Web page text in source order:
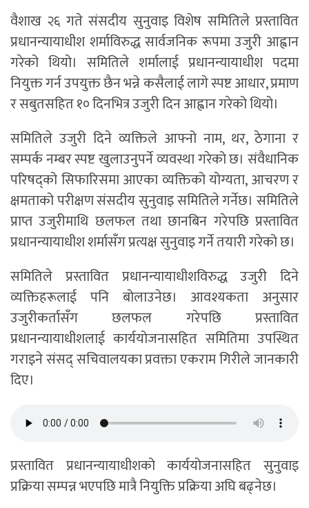
वैशाख २६ गते संसदीय सुनुवाइ विशेष समितिले प्रस्तावित
प्रधानन्यायाधीश शर्माविरुद्ध सार्वजनिक रूपमा उजुरी आह्वान
गरेको थियो। समितिले शर्मालाई प्रधानन्यायाधीश पदमा
नियुक्त गर्न उपयुक्त छैन भन्ने कसैलाई लागे स्पष्ट आधार, प्रमाण
र सबुतसहित १० दिनभित्र उजुरी दिन आह्वान गरेको थियो।
समितिले उजुरी दिने व्यक्तिले आफ्नो नाम, थर, ठेगाना र
सम्पर्क नम्बर स्पष्ट खुलाउनुपर्ने व्यवस्था गरेको छ। संवैधानिक
परिषद्को सिफारिसमा आएका व्यक्तिको योग्यता, आचरण र
क्षमताको परीक्षण संसदीय सुनुवाइ समितिले गर्नेछ। समितिले
प्राप्त उजुरीमाथि छलफल तथा छानबिन गरेपछि प्रस्तावित
प्रधानन्यायाधीश शर्मासँग प्रत्यक्ष सुनुवाइ गर्ने तयारी गरेको छ।
समितिले प्रस्तावित प्रधानन्यायाधीशविरुद्ध उजुरी दिने
व्यक्तिहरूलाई पनि बोलाउनेछ। आवश्यकता अनुसार
उजुरीकर्तासँग छलफल गरेपछि प्रस्तावित
प्रधानन्यायाधीशलाई कार्ययोजनासहित समितिमा उपस्थित
गराइने संसद् सचिवालयका प्रवक्ता एकराम गिरीले जानकारी
दिए।
प्रस्तावित प्रधानन्यायाधीशको कार्ययोजनासहित सुनुवाइ
प्रक्रिया सम्पन्न भएपछि मात्रै नियुक्ति प्रक्रिया अघि बढ्नेछ।